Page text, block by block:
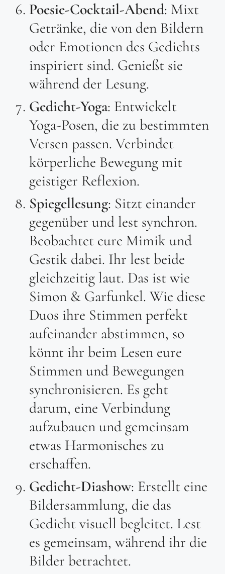
Poesie-Cocktail-Abend: Mixt
Getränke, die von den Bildern
oder Emotionen des Gedichts
inspiriert sind. Genießt sie
während der Lesung.
Gedicht-Yoga: Entwickelt
Yoga-Posen, die zu bestimmten
Versen passen. Verbindet
körperliche Bewegung mit
geistiger Reflexion.
Spiegellesung: Sitzt einander
gegenüber und lest synchron.
Beobachtet eure Mimik und
Gestik dabei. Ihr lest beide
gleichzeitig laut. Das ist wie
Simon & Garfunkel. Wie diese
Duos ihre Stimmen perfekt
aufeinander abstimmen, so
könnt ihr beim Lesen eure
Stimmen und Bewegungen
synchronisieren. Es geht
darum, eine Verbindung
aufzubauen und gemeinsam
etwas Harmonisches zu
erschaffen.
Gedicht-Diashow: Erstellt eine
Bildersammlung, die das
Gedicht visuell begleitet. Lest
es gemeinsam, während ihr die
Bilder betrachtet.